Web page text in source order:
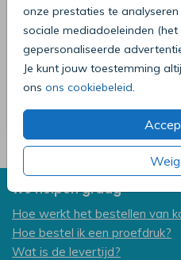
onze prestaties te
sociale mediadoeleinden
gepersonaliseerde
Je kunt jouw toestemming
ons ons cookiebeleid
We helpen graag
Hoe werkt het bestellen van
Hoe bestel ik een proefdruk?
Wat is de levertijd?